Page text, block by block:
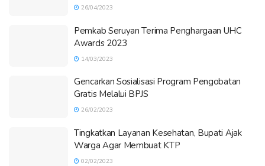
26/04/2023
Pemkab Seruyan Terima Penghargaan UHC
Awards 2023
14/03/2023
Gencarkan Sosialisasi Program Pengobatan
Gratis Melalui BPJS
26/02/2023
Tingkatkan Layanan Kesehatan, Bupati Ajak
Warga Agar Membuat KTP
02/02/2023